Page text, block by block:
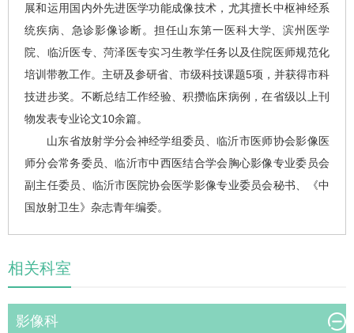
展和运用国内外先进医学功能成像技术，尤其擅长中枢神经系
统疾病、急诊影像诊断。担任山东第一医科大学、滨州医学
院、临沂医专、菏泽医专实习生教学任务以及住院医师规范化
培训带教工作。主研及参研省、市级科技课题5项，并获得市科
技进步奖。不断总结工作经验、积攒临床病例，在省级以上刊
物发表专业论文10余篇。
山东省放射学分会神经学组委员、临沂市医师协会影像医
师分会常务委员、临沂市中西医结合学会胸心影像专业委员会
副主任委员、临沂市医院协会医学影像专业委员会秘书、《中
国放射卫生》杂志青年编委。
相关科室
影像科